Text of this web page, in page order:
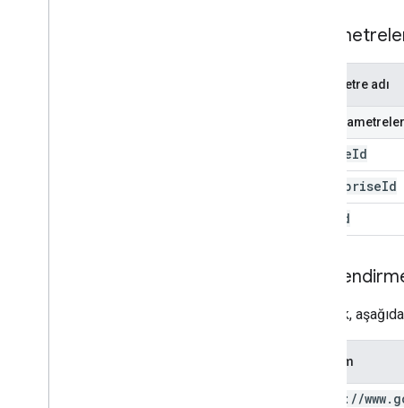
Parametre adı
Yol
deviceId
enterpriseId
Id
Bu istek,
Kapsam
https: //www.